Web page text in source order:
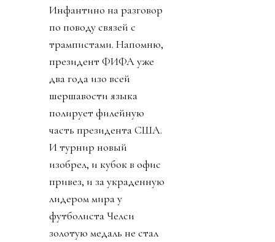
Инфантино на разговор
по поводу связей с
трампистами. Напомню,
президент ФИФА уже
два года изо всей
шершавости языка
полирует филейную
часть президента США.
И турнир новый
изобрел, и кубок в офис
привез, и за украденную
лидером мира у
футболиста Челси
золотую медаль не стал